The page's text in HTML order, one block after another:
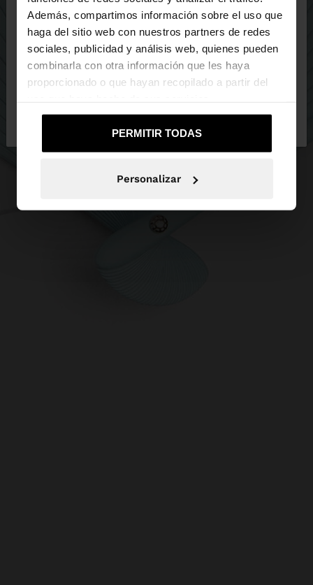
Además, compartimos información sobre el uso que
haga del sitio web con nuestros partners de redes
sociales, publicidad y análisis web, quienes pueden
combinarla con otra información que les haya
proporcionado o que hayan recopilado a partir del
PERMITIR TODAS
Personalizar
Estás accediendo a la web de España. ¿Quieres ir a
la web de United States?